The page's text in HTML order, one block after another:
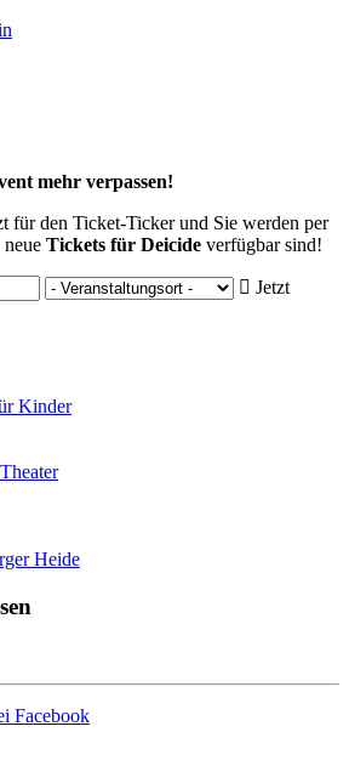
mehr verpassen!
für den Ticket-Ticker und Sie werden per
Tickets für Deicide verfügbar sind!
Jetzt
Kinder
Heide
Facebook